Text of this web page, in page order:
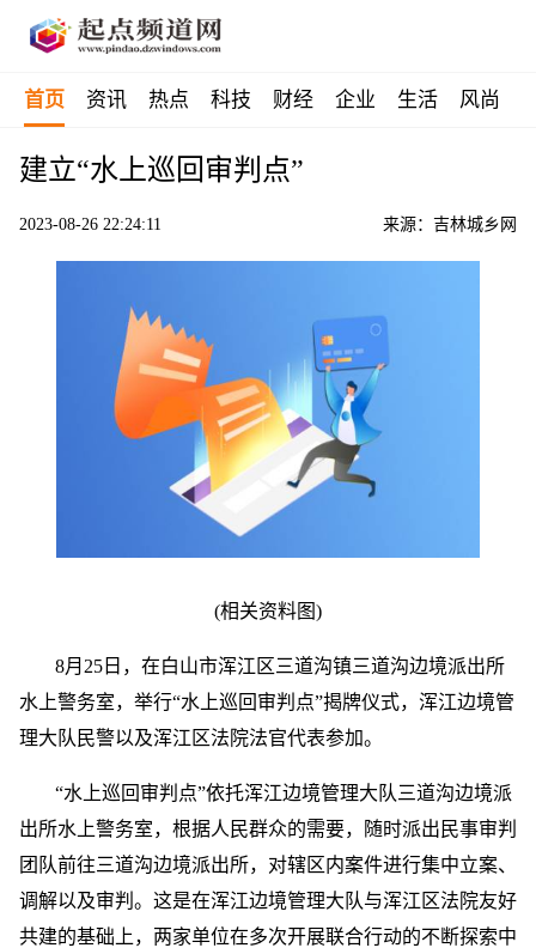
首页 资讯 热点 科技 财经 企业 生活 风尚
建立“水上巡回审判点”
2023-08-26 22:24:11 来源：吉林城乡网
(相关资料图)
8月25日，在白山市浑江区三道沟镇三道沟边境派出所
水上警务室，举行“水上巡回审判点”揭牌仪式，浑江边境管
理大队民警以及浑江区法院法官代表参加。
“水上巡回审判点”依托浑江边境管理大队三道沟边境派
出所水上警务室，根据人民群众的需要，随时派出民事审判
团队前往三道沟边境派出所，对辖区内案件进行集中立案、
调解以及审判。这是在浑江边境管理大队与浑江区法院友好
共建的基础上，两家单位在多次开展联合行动的不断探索中